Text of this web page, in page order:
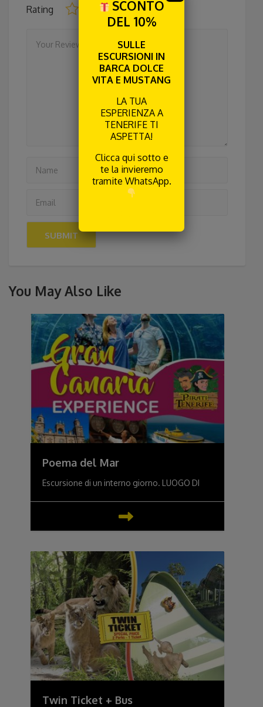
Rating
You May Also Like
Poema del Mar
Escursione di un interno giorno. LUOGO DI
Twin Ticket + Bus
SCONTO
DEL 10%
SULLE
ESCURSIONI IN
BARCA DOLCE
VITA E MUSTANG
LA TUA
ESPERIENZA A
TENERIFE TI
ASPETTA!
Clicca qui sotto e
te la invieremo
tramite WhatsApp.